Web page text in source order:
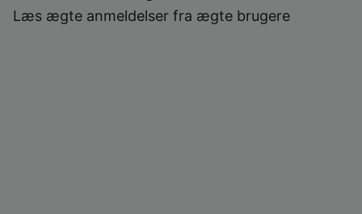
Læs ægte anmeldelser fra ægte brugere